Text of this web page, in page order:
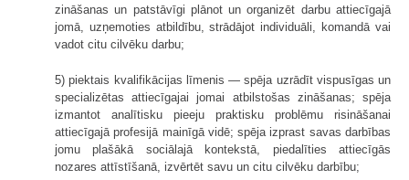
zināšanas un patstāvīgi plānot un organizēt darbu attiecīgajā
jomā, uzņemoties atbildību, strādājot individuāli, komandā vai
vadot citu cilvēku darbu;
5) piektais kvalifikācijas līmenis — spēja uzrādīt vispusīgas un
specializētas attiecīgajai jomai atbilstošas zināšanas; spēja
izmantot analītisku pieeju praktisku problēmu risināšanai
attiecīgajā profesijā mainīgā vidē; spēja izprast savas darbības
jomu plašākā sociālajā kontekstā, piedalīties attiecīgās
nozares attīstīšanā, izvērtēt savu un citu cilvēku darbību;